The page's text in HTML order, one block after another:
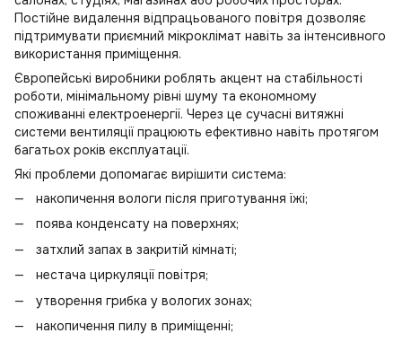
Постійне видалення відпрацьованого повітря дозволяє
підтримувати приємний мікроклімат навіть за інтенсивного
використання приміщення.
Європейські виробники роблять акцент на стабільності
роботи, мінімальному рівні шуму та економному
споживанні електроенергії. Через це сучасні витяжні
системи вентиляції працюють ефективно навіть протягом
багатьох років експлуатації.
Які проблеми допомагає вирішити система:
накопичення вологи після приготування їжі;
поява конденсату на поверхнях;
затхлий запах в закритій кімнаті;
нестача циркуляції повітря;
утворення грибка у вологих зонах;
накопичення пилу в приміщенні;